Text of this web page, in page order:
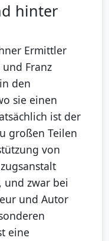
hinter
Ermittler
Franz
den
sie einen
ist der
großen Teilen
von
und zwar bei
und Autor
eine